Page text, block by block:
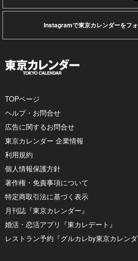
Instagramで東京カレンダーをフ
TOPページ
ヘルプ・お問合せ
広告に関するお問合せ
東京カレンダー 企業情報
利用規約
個人情報保護方針
著作権・免責事項について
特定商取引法に基づく表示
月刊誌『東京カレンダー』
婚活・恋活アプリ『東カレデート』
レストラン予約『グルカレby東京カレンダ